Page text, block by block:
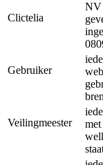
Clictelia
Gebruiker
Veilingmeester